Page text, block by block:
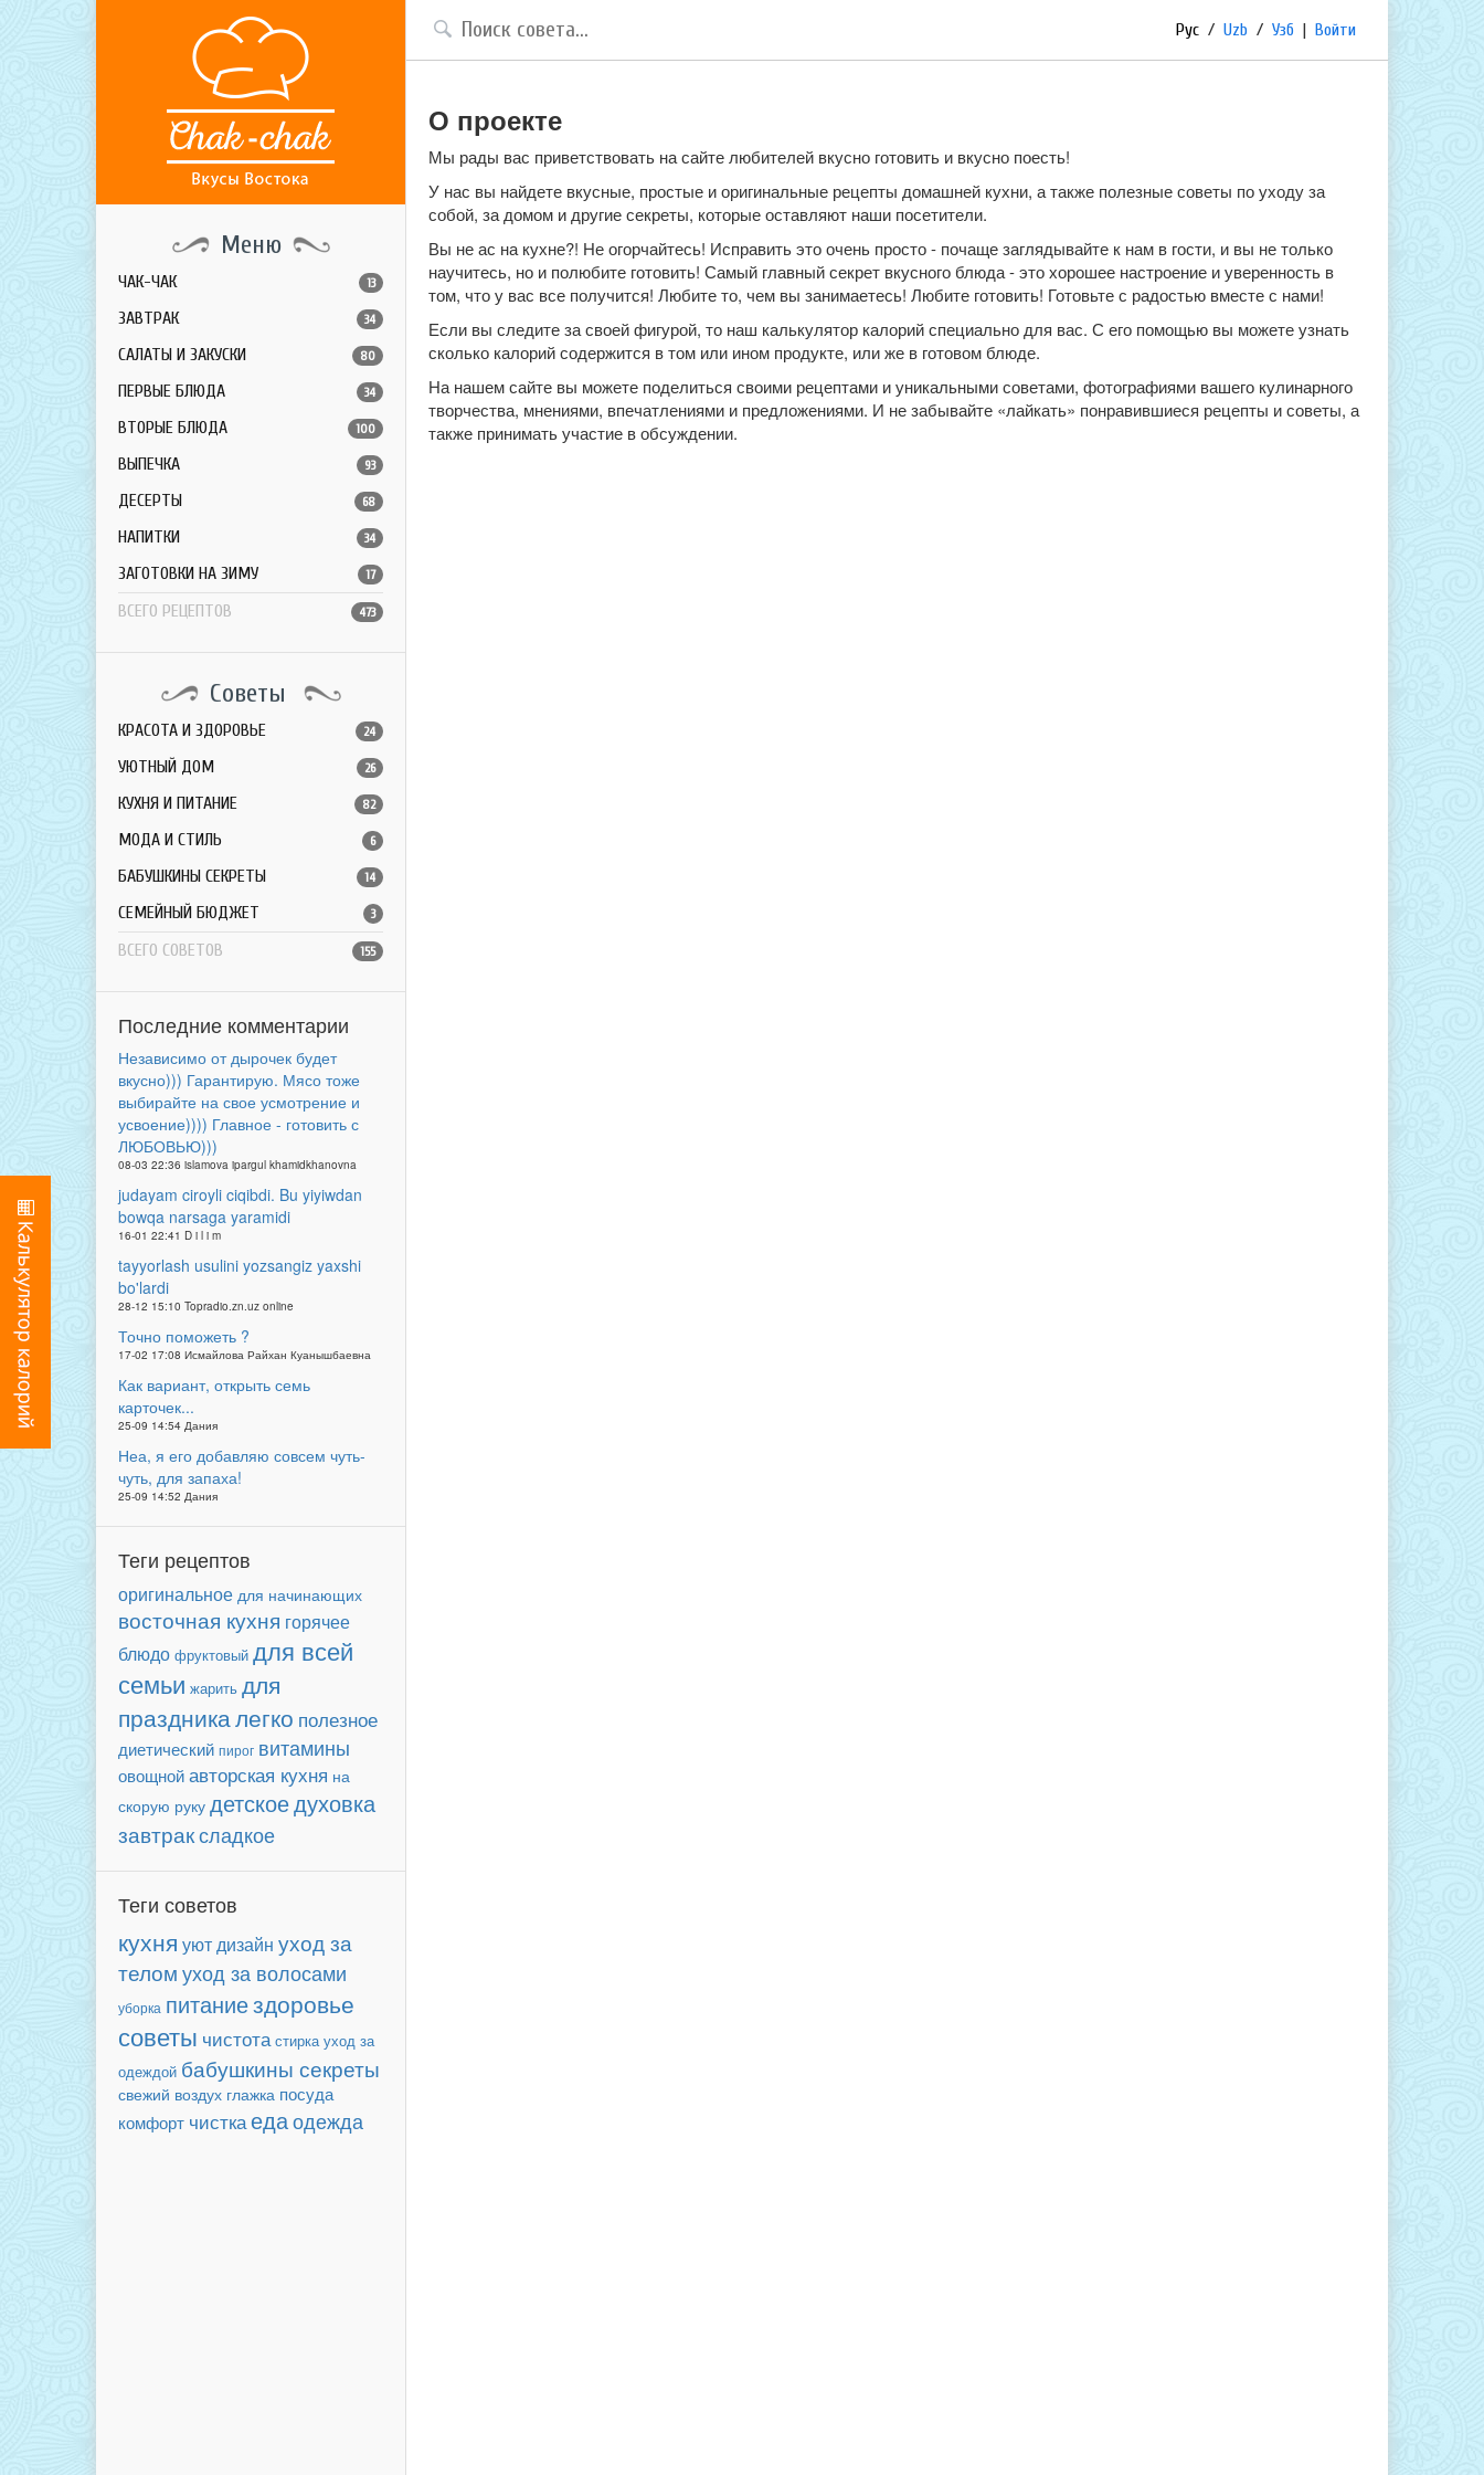
Меню
ЧАК-ЧАК 13
ЗАВТРАК 34
САЛАТЫ И ЗАКУСКИ 80
ПЕРВЫЕ БЛЮДА 34
ВТОРЫЕ БЛЮДА 100
ВЫПЕЧКА 93
ДЕСЕРТЫ 68
НАПИТКИ 34
ЗАГОТОВКИ НА ЗИМУ 17
ВСЕГО РЕЦЕПТОВ 473
Советы
КРАСОТА И ЗДОРОВЬЕ 24
УЮТНЫЙ ДОМ 26
КУХНЯ И ПИТАНИЕ 82
МОДА И СТИЛЬ 6
БАБУШКИНЫ СЕКРЕТЫ 14
СЕМЕЙНЫЙ БЮДЖЕТ 3
ВСЕГО СОВЕТОВ 155
Последние комментарии
Независимо от дырочек будет
вкусно))) Гарантирую. Мясо тоже
выбирайте на свое усмотрение и
усвоение)))) Главное - готовить с
ЛЮБОВЬЮ)))
08-03 22:36 islamova ipargul khamidkhanovna
judayam ciroyli ciqibdi. Bu yiyiwdan
bowqa narsaga yaramidi
16-01 22:41 D i l i m
tayyorlash usulini yozsangiz yaxshi
bo'lardi
28-12 15:10 Topradio.zn.uz online
Точно поможеть ?
17-02 17:08 Исмайлова Райхан Куанышбаевна
Как вариант, открыть семь
карточек...
25-09 14:54 Дания
Неа, я его добавляю совсем чуть-
чуть, для запаха!
25-09 14:52 Дания
Теги рецептов
оригинальное для начинающих
восточная кухня горячее
блюдо фруктовый для всей
семьи жарить для
праздникалегко полезное
диетический пирог витамины
овощнойавторская кухня на
скорую руку детскоедуховка
завтраксладкое
Теги советов
кухня уютдизайн уход за
теломуход за волосами
уборка питаниездоровье
советы чистота стирка уход за
одеждой бабушкины секреты
свежий воздух глажка посуда
комфорт чисткаедаодежда
Рус / Uzb / Узб | Войти
О проекте
Мы рады вас приветствовать на сайте любителей вкусно готовить и вкусно поесть!
У нас вы найдете вкусные, простые и оригинальные рецепты домашней кухни, а также полезные советы по уходу за
собой, за домом и другие секреты, которые оставляют наши посетители.
Вы не ас на кухне?! Не огорчайтесь! Исправить это очень просто - почаще заглядывайте к нам в гости, и вы не только
научитесь, но и полюбите готовить! Самый главный секрет вкусного блюда - это хорошее настроение и уверенность в
том, что у вас все получится! Любите то, чем вы занимаетесь! Любите готовить! Готовьте с радостью вместе с нами!
Если вы следите за своей фигурой, то наш калькулятор калорий специально для вас. С его помощью вы можете узнать
сколько калорий содержится в том или ином продукте, или же в готовом блюде.
На нашем сайте вы можете поделиться своими рецептами и уникальными советами, фотографиями вашего кулинарного
творчества, мнениями, впечатлениями и предложениями. И не забывайте «лайкать» понравившиеся рецепты и советы, а
также принимать участие в обсуждении.